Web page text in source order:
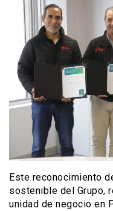
Este reconocimiento
sostenible del Grupo,
unidad de negocio en